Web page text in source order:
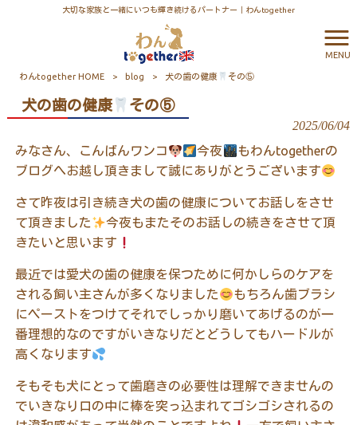
大切な家族と一緒にいつも輝き続けるパートナー｜わんtogether
MENU
わんtogether HOME > blog > 犬の歯の健康 その⑤
犬の歯の健康 その⑤
2025/06/04
みなさん、こんばんワンコ 今夜
もわんtogetherの
ブログへお越し頂きまして誠にありがとうございます
さて昨夜は引き続き犬の歯の健康についてお話しをさせ
て頂きました
今夜もまたそのお話しの続きをさせて頂
きたいと思います
最近では愛犬の歯の健康を保つために何かしらのケアを
される飼い主さんが多くなりました
もちろん歯ブラシ
にペーストをつけてそれでしっかり磨いてあげるのが一
番理想的なのですがいきなりだとどうしてもハードルが
高くなります
そもそも犬にとって歯磨きの必要性は理解できませんの
でいきなり口の中に棒を突っ込まれてゴシゴシされるの